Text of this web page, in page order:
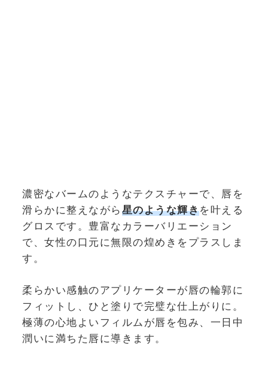
濃密なバームのようなテクスチャーで、唇を
滑らかに整えながら 星のような輝きを叶える
グロスです。豊富なカラーバリエーション
で、女性の口元に無限の煌めきをプラスしま
す。
柔らかい感触のアプリケーターが唇の輪郭に
フィットし、ひと塗りで完璧な仕上がりに。
極薄の心地よいフィルムが唇を包み、一日中
潤いに満ちた唇に導きます。